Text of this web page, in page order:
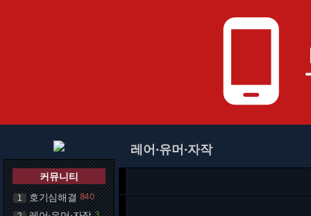
phone_android
커뮤니티
1 호기심해결 840
레어·유머·자작